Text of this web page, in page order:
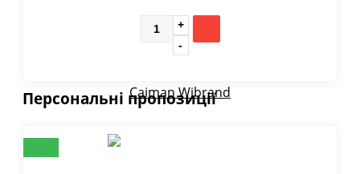
Персональні пропозиції